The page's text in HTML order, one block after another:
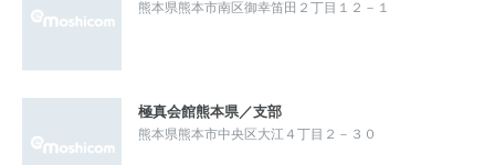
熊本県熊本市南区御幸笛田２丁目１２－１
極真会館熊本県／支部
熊本県熊本市中央区大江４丁目２－３０